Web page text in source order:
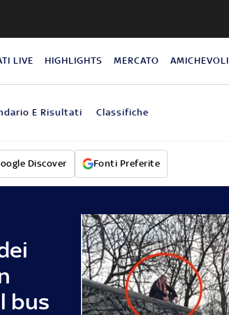
LIVE HIGHLIGHTS MERCATO AMICHEVOLI
E Risultati Classifiche
Discover Fonti Preferite
bus